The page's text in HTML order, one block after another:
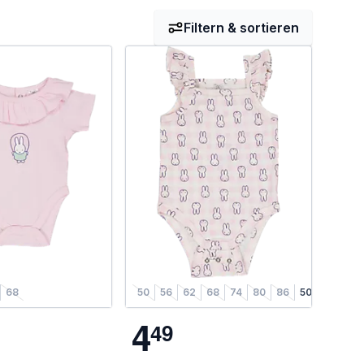
Filtern & sortieren
68 50 56 62 68 74 80 86 50/56
449